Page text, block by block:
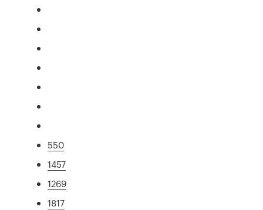
550
1457
1269
1817